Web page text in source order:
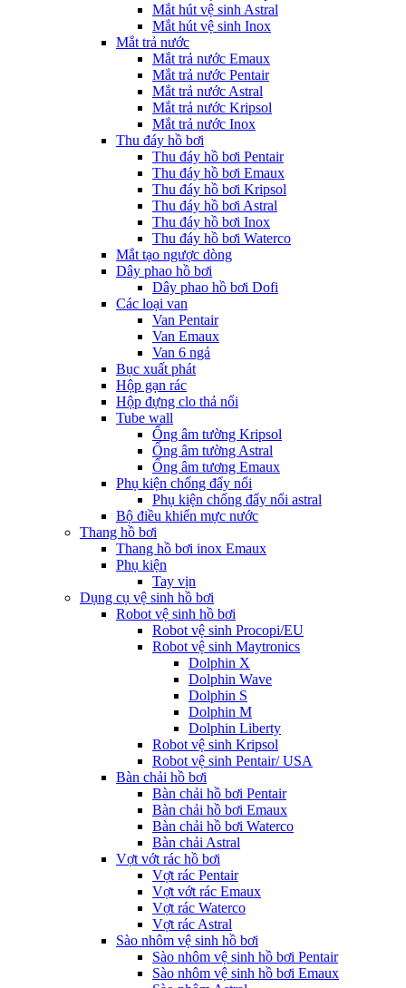
Mắt hút vệ sinh Astral
Mắt hút vệ sinh Inox
Mắt trả nước
Mắt trả nước Emaux
Mắt trả nước Pentair
Mắt trả nước Astral
Mắt trả nước Kripsol
Mắt trả nước Inox
Thu đáy hồ bơi
Thu đáy hồ bơi Pentair
Thu đáy hồ bơi Emaux
Thu đáy hồ bơi Kripsol
Thu đáy hồ bơi Astral
Thu đáy hồ bơi Inox
Thu đáy hồ bơi Waterco
Mắt tạo ngược dòng
Dây phao hồ bơi
Dây phao hồ bơi Dofi
Các loại van
Van Pentair
Van Emaux
Van 6 ngả
Bục xuất phát
Hộp gạn rác
Hộp đựng clo thả nổi
Tube wall
Ống âm tường Kripsol
Ống âm tường Astral
Ống âm tương Emaux
Phụ kiện chống đẩy nổi
Phụ kiện chống đẩy nổi astral
Bộ điều khiển mực nước
Thang hồ bơi
Thang hồ bơi inox Emaux
Phụ kiện
Tay vịn
Dụng cụ vệ sinh hồ bơi
Robot vệ sinh hồ bơi
Robot vệ sinh Procopi/EU
Robot vệ sinh Maytronics
Dolphin X
Dolphin Wave
Dolphin S
Dolphin M
Dolphin Liberty
Robot vệ sinh Kripsol
Robot vệ sinh Pentair/ USA
Bàn chải hồ bơi
Bàn chải hồ bơi Pentair
Bàn chải hồ bơi Emaux
Bàn chải hồ bơi Waterco
Bàn chải Astral
Vợt vớt rác hồ bơi
Vợt rác Pentair
Vợt vớt rác Emaux
Vợt rác Waterco
Vợt rác Astral
Sào nhôm vệ sinh hồ bơi
Sào nhôm vệ sinh hồ bơi Pentair
Sào nhôm vệ sinh hồ bơi Emaux